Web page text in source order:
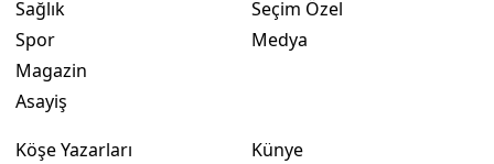
Sağlık
Spor
Magazin
Asayiş
Seçim Özel
Medya
Köşe Yazarları
Künye